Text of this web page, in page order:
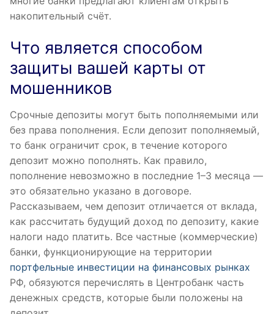
накопительный счёт.
Что является способом
защиты вашей карты от
мошенников
Срочные депозиты могут быть пополняемыми или
без права пополнения. Если депозит пополняемый,
то банк ограничит срок, в течение которого
депозит можно пополнять. Как правило,
пополнение невозможно в последние 1–3 месяца —
это обязательно указано в договоре.
Рассказываем, чем депозит отличается от вклада,
как рассчитать будущий доход по депозиту, какие
налоги надо платить. Все частные (коммерческие)
банки, функционирующие на территории
портфельные инвестиции на финансовых рынках
РФ, обязуются перечислять в Центробанк часть
денежных средств, которые были положены на